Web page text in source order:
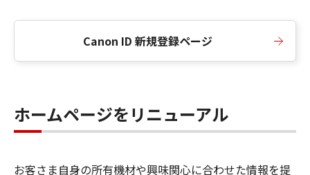
Canon ID 新規登録ページ
ホームページをリニューアル
お客さま自身の所有機材や興味関心に合わせた情報を提